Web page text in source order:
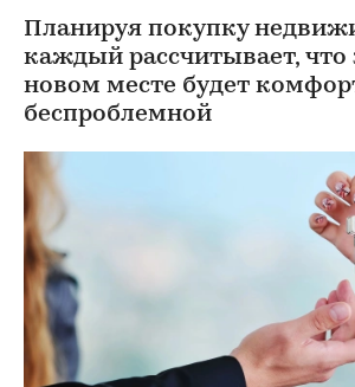
Планируя покупку
каждый рассчитывает, что
новом месте будет
беспроблемной